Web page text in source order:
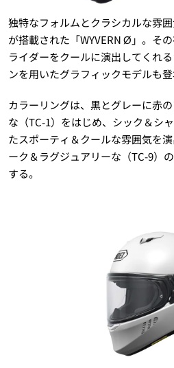
独特なフォルムとクラシカルな雰
が搭載された「WYVERN Ø」。そ
ライダーをクールに演出してくれ
ンを用いたグラフィックモデルも登
カラーリングは、黒とグレーに赤
な（TC-1）をはじめ、シック＆シ
たスポーティ＆クールな雰囲気を
ーク＆ラグジュアリーな（TC-9）
する。